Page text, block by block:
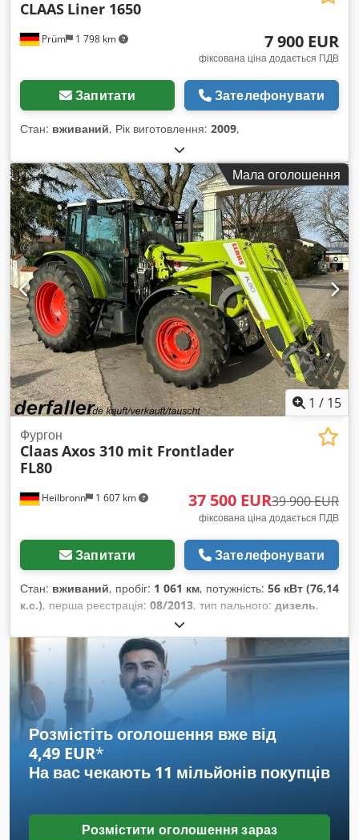
Prüm 1 798 km
CLAAS Liner 1650
7 900 EUR
фіксована ціна додається ПДВ
Запитати Зателефонувати
Стан: вживаний, Рік виготовлення: 2009,
Мала оголошення
1 / 15
Heilbronn 1 607 km
Фургон
ClaasAxos 310 mit Frontlader
FL80
37 500 EUR39 900 EUR
фіксована ціна додається ПДВ
Запитати Зателефонувати
Стан: вживаний, пробіг: 1 061 км, потужність: 56 кВт (76,14
к.с.), перша реєстрація: 08/2013, тип пального: дизель,
, колір:зелений
механічний, підвіска:інше, кількість місць:2, мотогодини:
1 061 h
, Обладнання:кабіна, повний привід,
Розмістіть оголошення вже від
4,49 EUR*
На вас чекають 11 мільйонів покупців
Розмістити оголошення зараз